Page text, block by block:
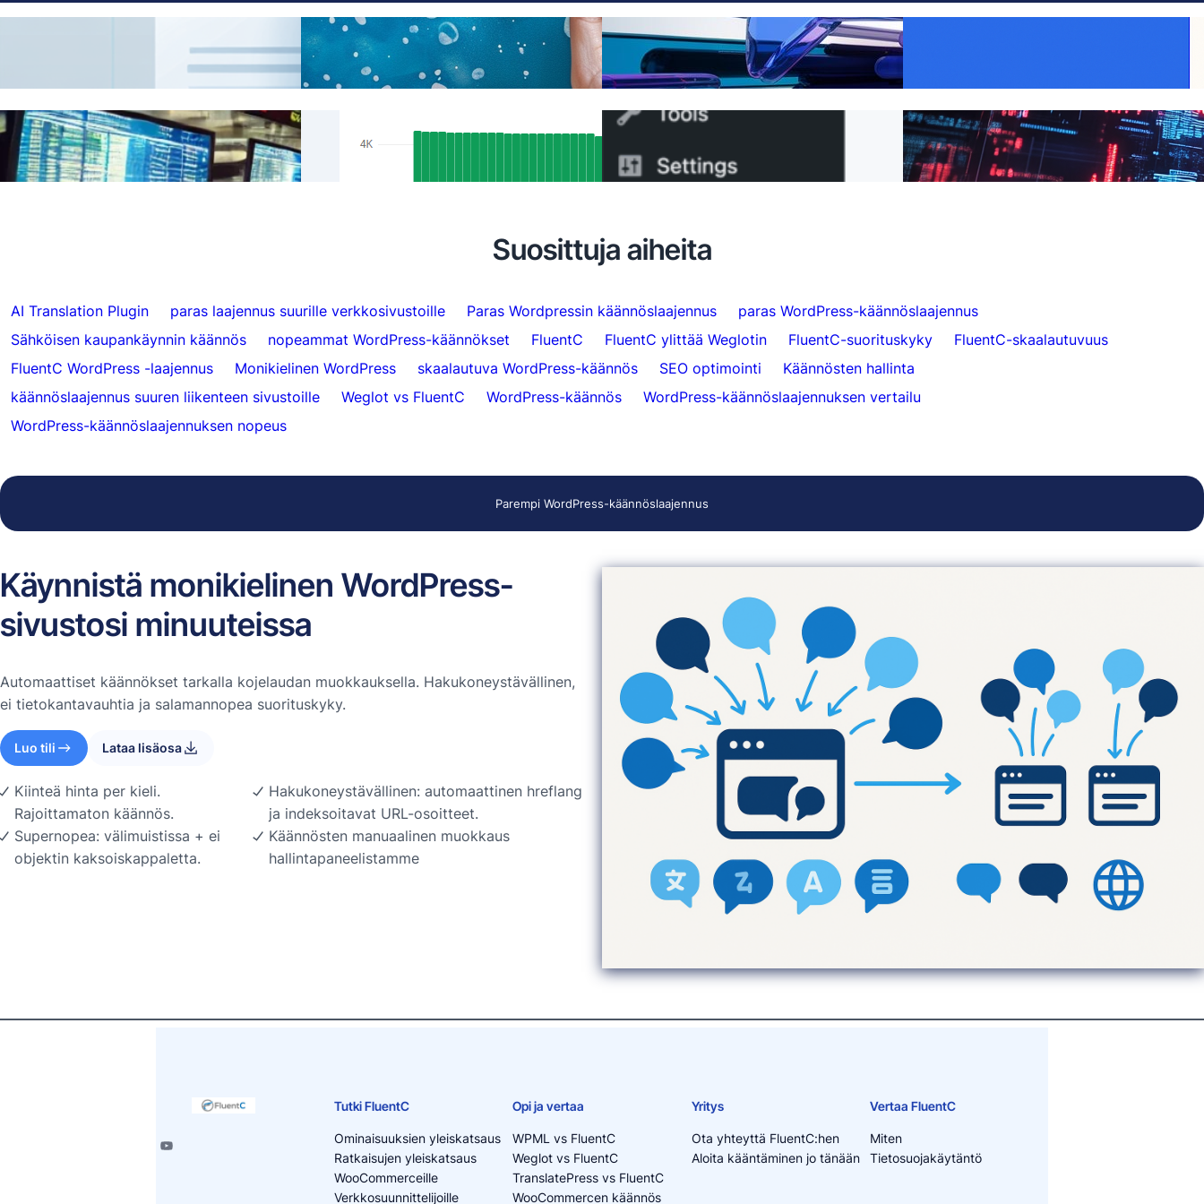
Kuinka lisätä kielenvaihtaja alidomain-
Ohita käännökset tietystä sisällöstä
FluentC:llä
AI-käännökset
Oikeat SEO-tulokset: Kuinka FluentC:n
Lopulta parempi Weglot-vaihtoehto — ja
voit vaihtaa 5 minuutissa
minuutissa
Vaivaton verkkosivuston käännös
asiakkaille
Suosittuja aiheita
AI Translation Plugin paras laajennus suurille verkkosivustoille Paras Wordpressin käännöslaajennus
paras WordPress-käännöslaajennus
Sähköisen kaupankäynnin käännös
nopeammat WordPress-käännökset FluentC FluentC ylittää Weglotin FluentC-suorituskyky
FluentC-skaalautuvuus
FluentC WordPress -laajennus
Monikielinen WordPress skaalautuva WordPress-käännös SEO optimointi
Käännösten hallinta
käännöslaajennus suuren liikenteen sivustoille
Weglot vs FluentC WordPress-käännös
WordPress-käännöslaajennuksen vertailu
WordPress-käännöslaajennuksen nopeus
Parempi WordPress-käännöslaajennus
Käynnistä monikielinen WordPress-
sivustosi minuuteissa
Automaattiset käännökset tarkalla kojelaudan muokkauksella. Hakukoneystävällinen,
ei tietokantavauhtia ja salamannopea suorituskyky.
Luo tili Lataa lisäosa
Kiinteä hinta per kieli.
Rajoittamaton käännös.
Supernopea: välimuistissa + ei
objektin kaksoiskappaletta.
Hakukoneystävällinen: automaattinen hreflang
ja indeksoitavat URL-osoitteet.
Käännösten manuaalinen muokkaus
hallintapaneelistamme
Tutki FluentC
Ominaisuuksien yleiskatsaus
Ratkaisujen yleiskatsaus
WooCommerceille
Verkkosuunnittelijoille
Opi ja vertaa
WPML vs FluentC
Weglot vs FluentC
TranslatePress vs FluentC
WooCommercen käännös
Yritys
Ota yhteyttä FluentC:hen
Aloita kääntäminen jo tänään
Vertaa FluentC
Miten
Tietosuojakäytäntö